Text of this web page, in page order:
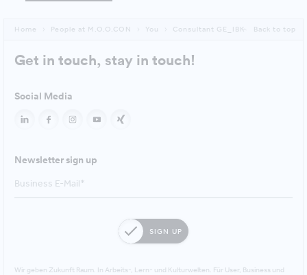
Home People at M.O.O.CON You Consultant GE_IBK Back to top
Get in touch, stay in touch!
Social Media
Newsletter sign up
SIGN UP
Wir geben Zukunft Raum. In Arbeits-, Lern- und Kulturwelten. Für User, Business und